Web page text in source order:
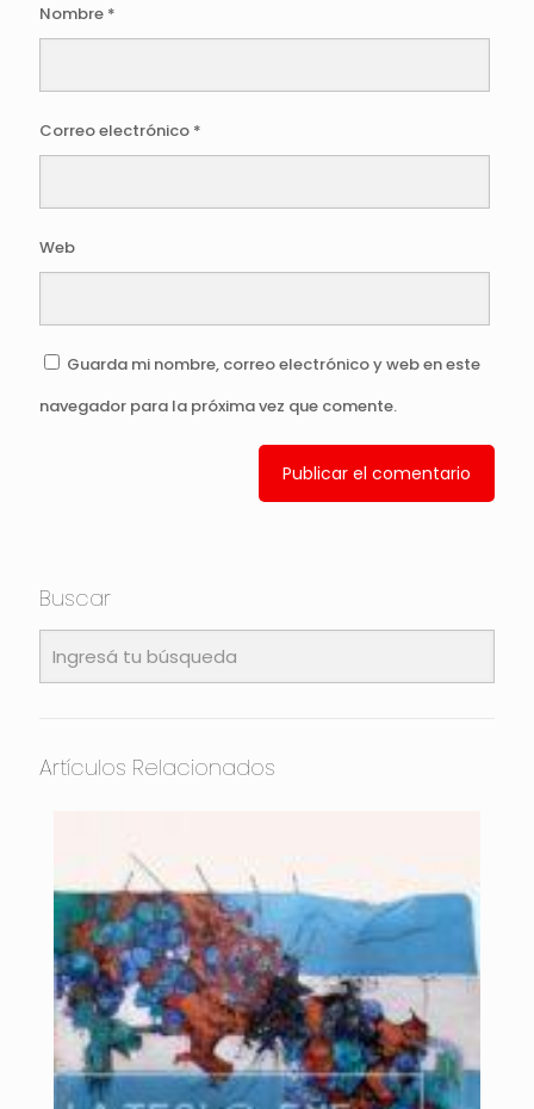
Nombre *
Correo electrónico *
Web
Guarda mi nombre, correo electrónico y web en este
navegador para la próxima vez que comente.
Buscar
Artículos Relacionados